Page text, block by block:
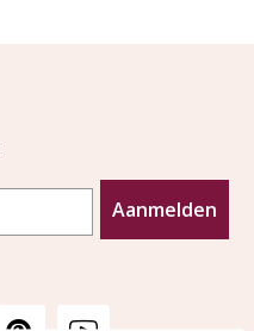
Aanmelden